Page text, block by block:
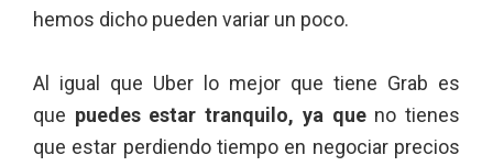
hemos dicho pueden variar un poco.
Al igual que Uber lo mejor que tiene Grab es
que puedes estar tranquilo, ya queno tienes
que estar perdiendo tiempo en negociar precios